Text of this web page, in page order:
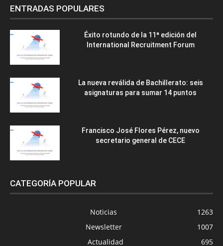
ENTRADAS POPULARES
Éxito rotundo de la 11ª edición del
International Recruitment Forum
La nueva reválida de Bachillerato: seis
asignaturas para sumar 14 puntos
Francisco José Flores Pérez, nuevo
secretario general de CECE
CATEGORÍA POPULAR
Noticias
1263
Newsletter
1007
Actualidad
695